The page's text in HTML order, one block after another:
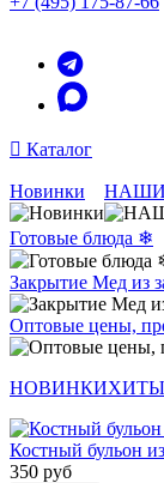
Каталог
Новинки
Готовые блюда ❄
Закрытие Мед из
Оптовые цены,
НОВИНКИХИТЫ
Костный бульон
350 руб